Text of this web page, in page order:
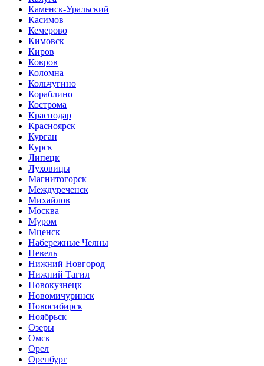
Каменск-Уральский
Касимов
Кемерово
Кимовск
Киров
Ковров
Коломна
Кольчугино
Кораблино
Кострома
Краснодар
Красноярск
Курган
Курск
Липецк
Луховицы
Магнитогорск
Междуреченск
Михайлов
Москва
Муром
Мценск
Набережные Челны
Невель
Нижний Новгород
Нижний Тагил
Новокузнецк
Новомичуринск
Новосибирск
Ноябрьск
Озеры
Омск
Орел
Оренбург